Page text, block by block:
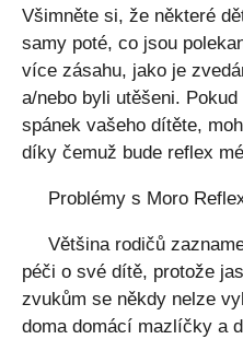
Všimněte si, že některé
samy poté, co jsou
více zásahu, jako je
a/nebo byli utěšeni.
spánek vašeho dítěte,
díky čemuž bude reflex
Problémy s Moro
Většina rodičů
péči o své dítě, protože
zvukům se někdy nelze
doma domácí mazlíčky a